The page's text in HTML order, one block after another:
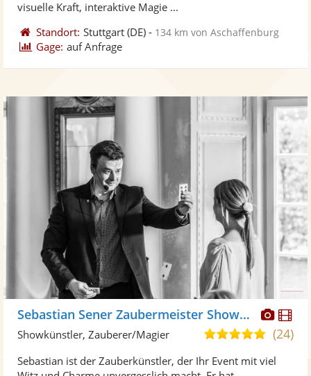
visuelle Kraft, interaktive Magie ...
Standort: Stuttgart (DE) - 134 km von Aschaffenburg
Gage: auf Anfrage
Fotos
Sebastian Sener Zaubermeister Showhypnotiseur
4,9
5
(24)
Showkünstler, Zauberer/Magier
Sebastian ist der Zauberkünstler, der Ihr Event mit viel